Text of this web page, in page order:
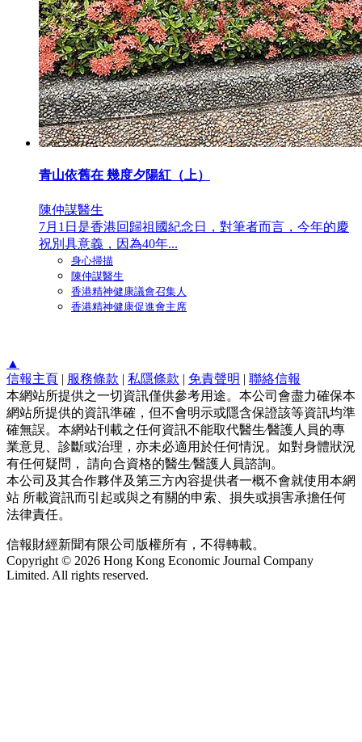
青山依舊在 幾度夕陽紅（上）
陳仲謀醫生
7月1日是香港回歸祖國紀念日，對筆者而言，今年的慶
祝別具意義，因為40年...
身心掃描
陳仲謀醫生
香港精神健康議會召集人
香港精神健康促進會主席
▲
信報主頁 | 服務條款 | 私隱條款 | 免責聲明 | 聯絡信報
本網站所提供之一切資訊僅供參考用途。本公司會盡力確保本
網站所提供的資訊準確，但不會明示或隱含保證該等資訊均準
確無誤。本網站刊載之任何資訊不能取代醫生∕醫護人員的專
業意見、診斷或治理，亦未必適用於任何情況。如對身體狀況
有任何疑問， 請向合資格的醫生∕醫護人員諮詢。
本公司及其合作夥伴及第三方內容提供者一概不會就使用本網
站 所載資訊而引起或與之有關的申索、損失或損害承擔任何
法律責任。
信報財經新聞有限公司版權所有，不得轉載。
Copyright © 2026 Hong Kong Economic Journal Company
Limited. All rights reserved.